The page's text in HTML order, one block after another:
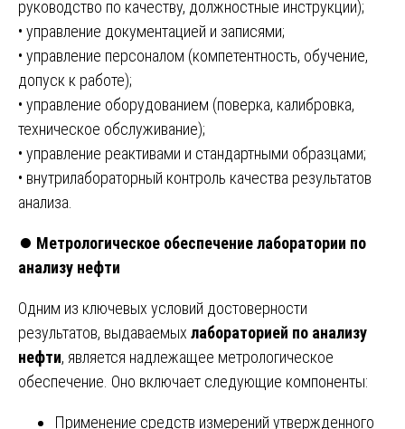
руководство по качеству, должностные инструкции);
• управление документацией и записями;
• управление персоналом (компетентность, обучение,
допуск к работе);
• управление оборудованием (поверка, калибровка,
техническое обслуживание);
• управление реактивами и стандартными образцами;
• внутрилабораторный контроль качества результатов
анализа.
⏺️ Метрологическое обеспечение лаборатории по
анализу нефти
Одним из ключевых условий достоверности
результатов, выдаваемых лабораторией по анализу
нефти, является надлежащее метрологическое
обеспечение. Оно включает следующие компоненты:
Применение средств измерений утвержденного